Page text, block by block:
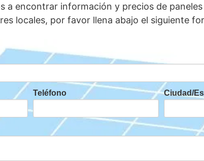
a encontrar información y precios de
locales, por favor llena abajo el siguiente
Teléfono Ciudad/